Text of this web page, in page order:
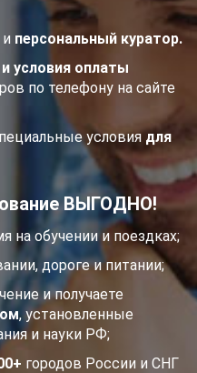
персональный куратор.
условия оплаты
по телефону на сайте
условия для
ВЫГОДНО!
на обучении и поездках;
дороге и питании;
и получаете
, установленные
и науки РФ;
городов России и СНГ